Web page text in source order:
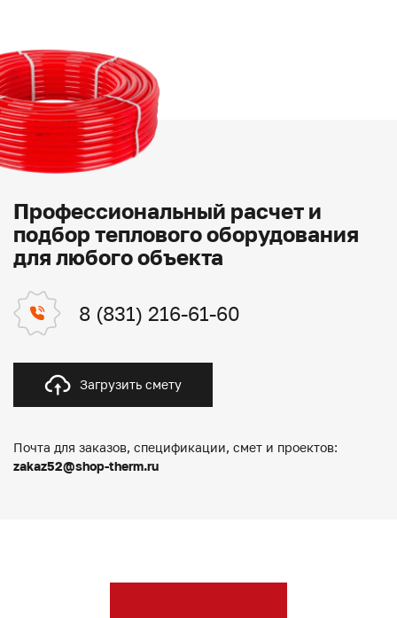
Профессиональный расчет и
подбор теплового оборудования
для любого объекта
8 (831) 216-61-60
Загрузить смету
Почта для заказов, спецификации, смет и проектов:
zakaz52@shop-therm.ru